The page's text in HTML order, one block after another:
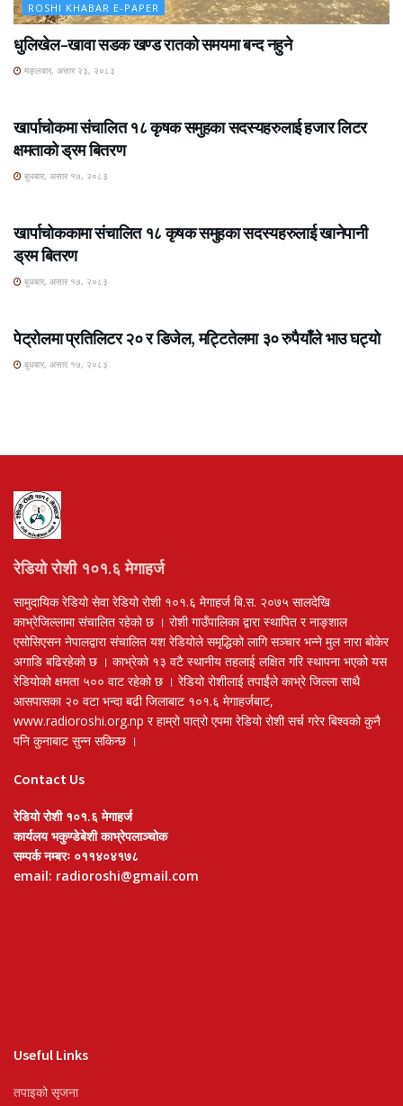
ROSHI KHABAR E-PAPER
धुलिखेल–खावा सडक खण्ड रातको समयमा बन्द नहुने
मङ्लबार, असार २३, २०८३
खार्पाचोकमा संचालित १८ कृषक समुहका सदस्यहरुलाई हजार लिटर
क्षमताको ड्रम बितरण
बुधबार, असार १७, २०८३
खार्पाचोककामा संचालित १८ कृषक समुहका सदस्यहरुलाई खानेपानी
ड्रम बितरण
बुधबार, असार १७, २०८३
पेट्रोलमा प्रतिलिटर २० र डिजेल, मट्टितेलमा ३० रुपैयाँले भाउ घट्यो
बुधबार, असार १७, २०८३
रेडियो रोशी १०१.६ मेगाहर्ज
सामुदायिक रेडियो सेवा रेडियो रोशी १०१.६ मेगाहर्ज बि.स. २०७५ सालदेखि
काभ्रेजिल्लामा संचालित रहेको छ । रोशी गाउँपालिका द्वारा स्थापित र नाङ्शाल
एसोसिएसन नेपालद्वारा संचालित यश रेडियोले समृद्धिको लागि सञ्चार भन्ने मुल नारा बोकेर
अगाडि बढिरहेको छ । काभ्रेको १३ वटै स्थानीय तहलाई लक्षित गरि स्थापना भएको यस
रेडियोको क्षमता ५०० वाट रहेको छ । रेडियो रोशीलाई तपाईंले काभ्रे जिल्ला साथै
आसपासका २० वटा भन्दा बढी जिलाबाट १०१.६ मेगाहर्जबाट,
www.radioroshi.org.np र हाम्रो पात्रो एपमा रेडियो रोशी सर्च गरेर बिश्वको कुनै
पनि कुनाबाट सुन्न सकिन्छ ।
Contact Us
रेडियो रोशी १०१.६ मेगाहर्ज
कार्यलय भकुण्डेबेशी काभ्रेपलाञ्चोक
सम्पर्क नम्बरः ०११४०४१७८
email: radioroshi@gmail.com
Useful Links
तपाइको सृजना